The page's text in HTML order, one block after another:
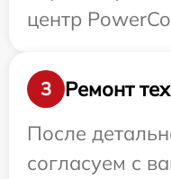
центр
3
Ремонт
После
согласуем с